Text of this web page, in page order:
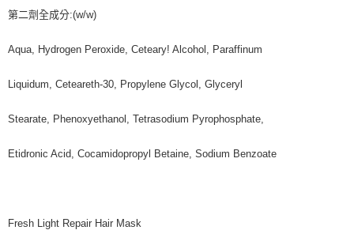
第二劑全成分:(w/w)
Aqua, Hydrogen Peroxide, Ceteary! Alcohol, Paraffinum
Liquidum, Ceteareth-30, Propylene Glycol, Glyceryl
Stearate, Phenoxyethanol, Tetrasodium Pyrophosphate,
Etidronic Acid, Cocamidopropyl Betaine, Sodium Benzoate
Fresh Light Repair Hair Mask